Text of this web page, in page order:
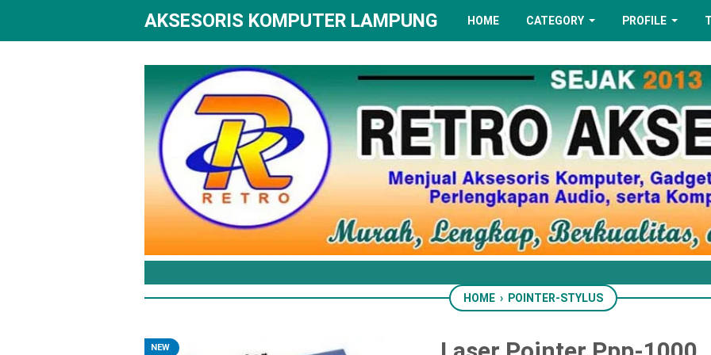
AKSESORIS KOMPUTER LAMPUNG HOME CATEGORY PROFILE
HOME › POINTER-STYLUS
NEW